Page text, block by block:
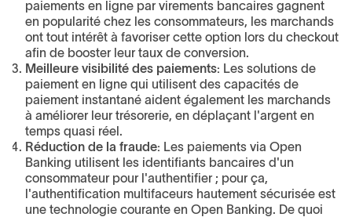
paiements en ligne par virements bancaires gagnent
en popularité chez les consommateurs, les marchands
ont tout intérêt à favoriser cette option lors du checkout
afin de booster leur taux de conversion.
Meilleure visibilité des paiements: Les solutions de
paiement en ligne qui utilisent des capacités de
paiement instantané aident également les marchands
à améliorer leur trésorerie, en déplaçant l'argent en
temps quasi réel.
Réduction de la fraude: Les paiements via Open
Banking utilisent les identifiants bancaires d'un
consommateur pour l'authentifier ; pour ça,
l'authentification multifaceurs hautement sécurisée est
une technologie courante en Open Banking. De quoi